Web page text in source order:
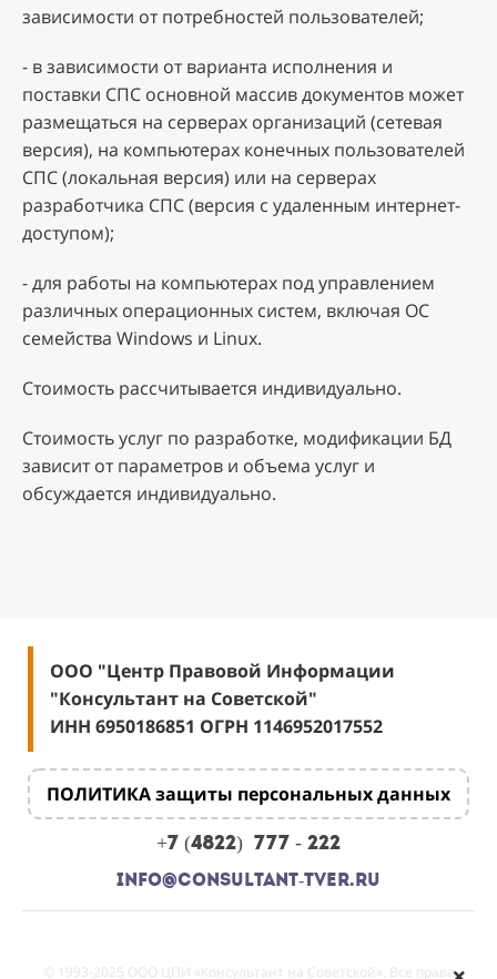
зависимости от потребностей пользователей;
- в зависимости от варианта исполнения и
поставки СПС основной массив документов может
размещаться на серверах организаций (сетевая
версия), на компьютерах конечных пользователей
СПС (локальная версия) или на серверах
разработчика СПС (версия с удаленным интернет-
доступом);
- для работы на компьютерах под управлением
различных операционных систем, включая ОС
семейства Windows и Linux.
Стоимость рассчитывается индивидуально.
Стоимость услуг по разработке, модификации БД
зависит от параметров и объема услуг и
обсуждается индивидуально.
ООО "Центр Правовой Информации
"Консультант на Советской"
ИНН 6950186851 ОГРН 1146952017552
ПОЛИТИКА защиты персональных данных
+7 (4822) 777 - 222
info@consULTANT-TVER.ru
© 1993-2025 ООО ЦПИ «Консультант на Советской». Все права